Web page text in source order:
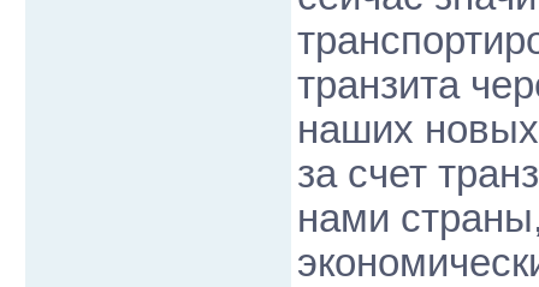
транзита
наших
за счет
нами